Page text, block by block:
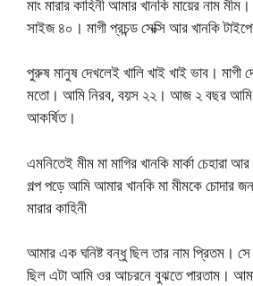
মাং মারার কাহিনী আমার খানকি মায়ের নাম
সাইজ ৪০। মাগী প্রচন্ড সেক্সি আর খানকি
পুরুষ মানুষ দেখলেই খালি খাই খাই ভাব। মাগী
মতো। আমি নিরব, বয়স ২২। আজ ২ বছর আমি
আকর্ষিত।
এমনিতেই মীম মা মাগির খানকি মার্কা চেহারা
গল্প পড়ে আমি আমার খানকি মা মীমকে চোদার
মারার কাহিনী
আমার এক ঘনিষ্ট বন্ধু ছিল তার নাম প্রিতম।
ছিল এটা আমি ওর আচরনে বুঝতে পারতাম।